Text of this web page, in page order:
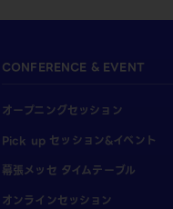
CONFERENCE & EVENT
オープニングセッション
Pick up セッション&イベント
幕張メッセ タイムテーブル
オンラインセッション